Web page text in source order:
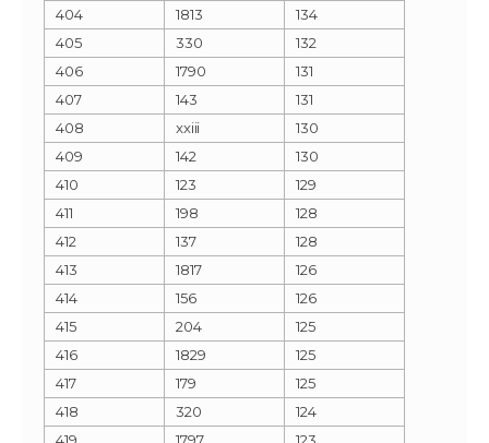
404
1813
134
405
330
132
406
1790
131
407
143
131
408
xxiii
130
409
142
130
410
123
129
411
198
128
412
137
128
413
1817
126
414
156
126
415
204
125
416
1829
125
417
179
125
418
320
124
419
1797 123